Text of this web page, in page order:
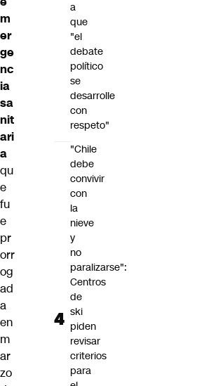
m
er
ge
nc
ia
sa
nit
ari
a
qu
e
fu
e
pr
orr
og
ad
a
en
m
ar
zo
a
que
"el
debate
político
se
desarrolle
con
respeto"
"Chile
debe
convivir
con
la
nieve
y
no
paralizarse":
Centros
de
ski
piden
revisar
criterios
para